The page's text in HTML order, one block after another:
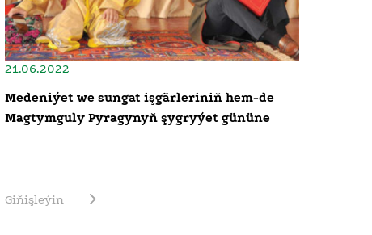
21.06.2022
Medeniýet we sungat işgärleriniň hem-de
Magtymguly Pyragynyň şygryýet gününe
Giňişleýin